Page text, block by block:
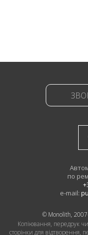
по
e-mail:
© Monolith,
Копіювання, передрук
сторінки для відтворення,